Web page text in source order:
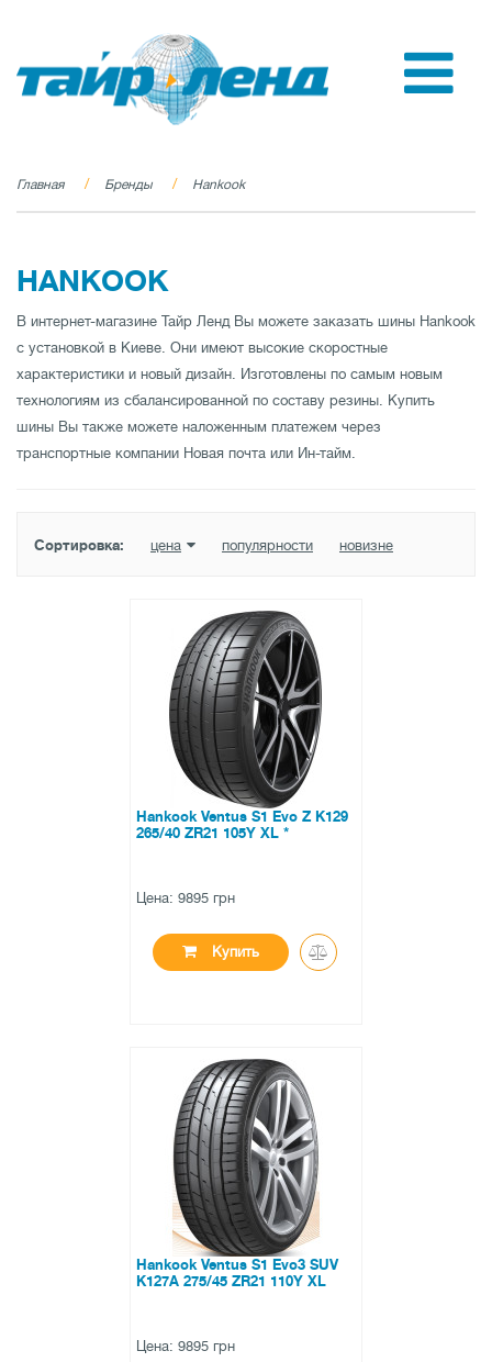
Главная Бренды Hankook
HANKOOK
В интернет-магазине Тайр Ленд Вы можете заказать шины Hankook
с установкой в Киеве. Они имеют высокие скоростные
характеристики и новый дизайн. Изготовлены по самым новым
технологиям из сбалансированной по составу резины. Купить
шины Вы также можете наложенным платежем через
транспортные компании Новая почта или Ин-тайм.
Сортировка: цена популярности новизне
Hankook Ventus S1 Evo Z K129
265/40 ZR21 105Y XL *
Цена: 9895 грн
Купить
в наличии
0 отзывов
Hankook Ventus S1 Evo3 SUV
K127A 275/45 ZR21 110Y XL
Цена: 9895 грн